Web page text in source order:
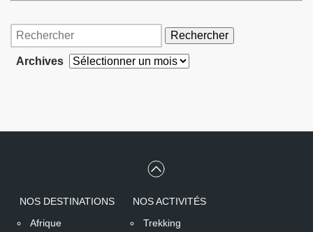
Rechercher
Archives Archives
NOS DESTINATIONS
Afrique
NOS ACTIVITÉS
Trekking